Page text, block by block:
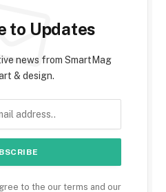
to Updates
news from SmartMag
& design.
to the our terms and our